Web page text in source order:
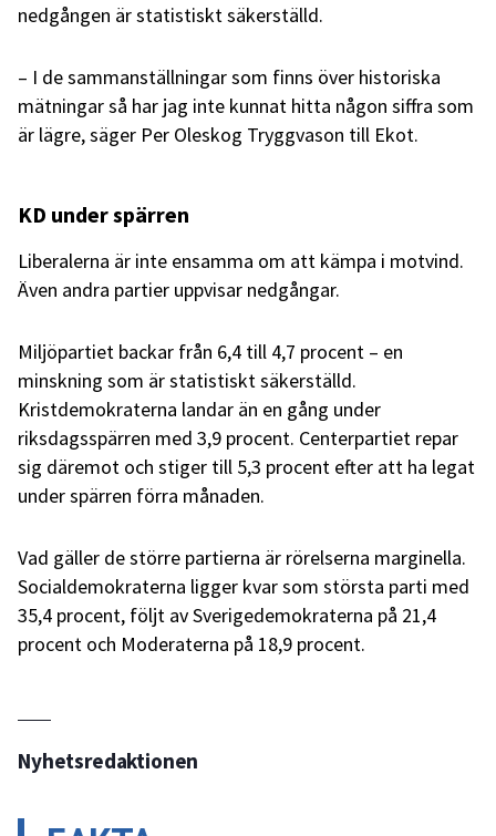
nedgången är statistiskt säkerställd.
– I de sammanställningar som finns över historiska
mätningar så har jag inte kunnat hitta någon siffra som
är lägre, säger Per Oleskog Tryggvason till Ekot.
KD under spärren
Liberalerna är inte ensamma om att kämpa i motvind.
Även andra partier uppvisar nedgångar.
Miljöpartiet backar från 6,4 till 4,7 procent – en
minskning som är statistiskt säkerställd.
Kristdemokraterna landar än en gång under
riksdagsspärren med 3,9 procent. Centerpartiet repar
sig däremot och stiger till 5,3 procent efter att ha legat
under spärren förra månaden.
Vad gäller de större partierna är rörelserna marginella.
Socialdemokraterna ligger kvar som största parti med
35,4 procent, följt av Sverigedemokraterna på 21,4
procent och Moderaterna på 18,9 procent.
Nyhetsredaktionen